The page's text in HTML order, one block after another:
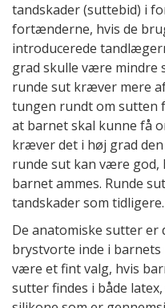
tandskader (suttebid) i
fortænderne, hvis de
introducerede
grad skulle være mindre
runde sut kræver mere
tungen rundt om sutten
at barnet skal kunne få
kræver det i høj grad
runde sut kan være god,
barnet ammes. Runde
tandskader som tidligere.
De anatomiske sutter er
brystvorte inde i
være et fint valg, hvis
sutter findes i både